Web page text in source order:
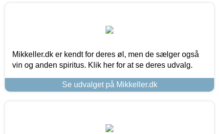
Mikkeller.dk er kendt for deres øl, men de sælger også
vin og anden spiritus. Klik her for at se deres udvalg.
Se udvalget på Mikkeller.dk